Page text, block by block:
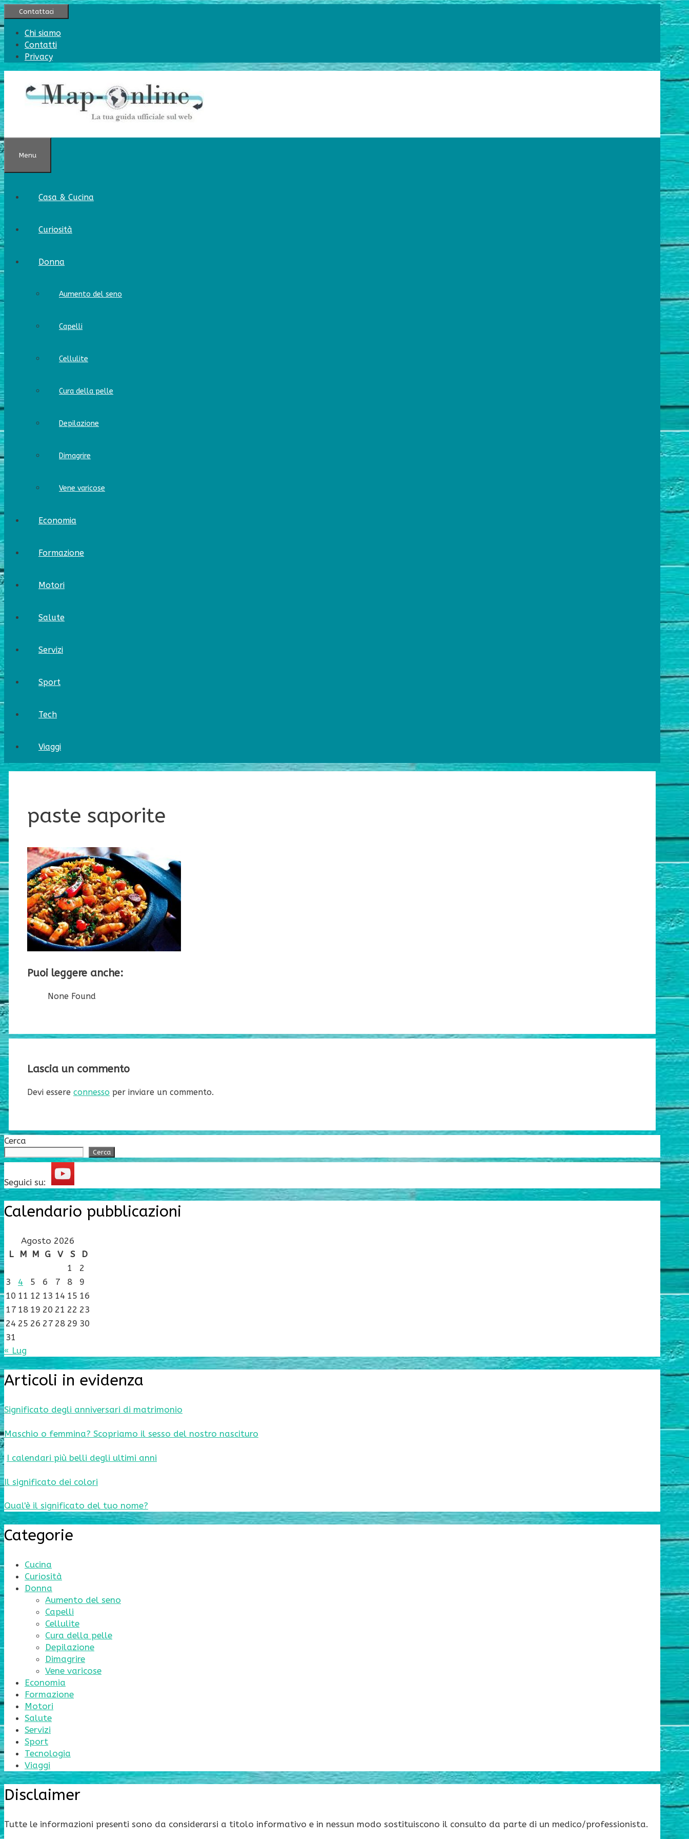
Vai
al
contenuto
Contattaci
Chi siamo
Contatti
Privacy
Menu
Casa & Cucina
Curiosità
Donna
Aumento del seno
Capelli
Cellulite
Cura della pelle
Depilazione
Dimagrire
Vene varicose
Economia
Formazione
Motori
Salute
Servizi
Sport
Tech
Viaggi
paste saporite
Puoi leggere anche:
None Found
Lascia un commento
Devi essere connesso per inviare un commento.
Cerca
Cerca
Seguici su:
Calendario pubblicazioni
Agosto 2026
L
M M G V S
D
1
2
3
4 5 6 7 8
9
10 11 12 13 14 15 16
17 18 19 20 21 22 23
24 25 26 27 28 29 30
31
« Lug
Articoli in evidenza
Significato degli anniversari di matrimonio
Maschio o femmina? Scopriamo il sesso del nostro nascituro
I calendari più belli degli ultimi anni
Il significato dei colori
Qual'è il significato del tuo nome?
Categorie
Cucina
Curiosità
Donna
Aumento del seno
Capelli
Cellulite
Cura della pelle
Depilazione
Dimagrire
Vene varicose
Economia
Formazione
Motori
Salute
Servizi
Sport
Tecnologia
Viaggi
Disclaimer
Tutte le informazioni presenti sono da considerarsi a titolo informativo e in nessun modo sostituiscono il consulto da parte di un medico/professionista.